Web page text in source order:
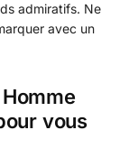
admiratifs. Ne
avec un
vous